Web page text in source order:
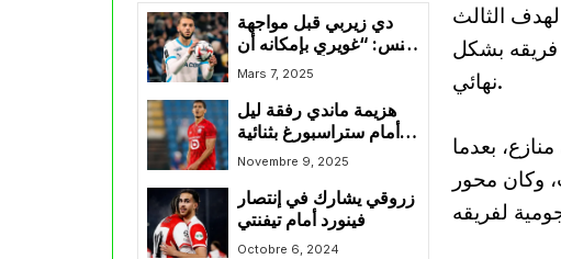
دي زيربي قبل مواجهة
لانس: “غويري بإمكانه أن
يصبح مثالاً للاعبين في
Mars 7, 2025
هزيمة ماندي رفقة ليل
أمام ستراسبورغ بثنائية
في الليغ 1
Novembre 9, 2025
زروقي يشارك في إنتصار
فينورد أمام تيفنتي
Octobre 6, 2024
الثالث
مؤكدًا تفوق فريقه بشكل
نهائي.
بعدما
وكان محور